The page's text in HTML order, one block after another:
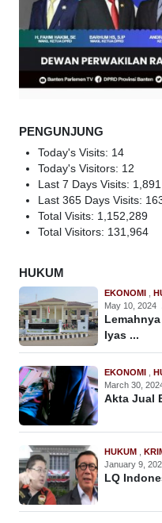
PENGUNJUNG
Today's Visits: 14
Today's Visitors: 12
Last 7 Days Visits: 1,891
Last 365 Days Visits:
Total Visits: 1,152,289
Total Visitors: 131,964
HUKUM
EKONOMI ,
May 10, 2024
Iyas ...
EKONOMI ,
March 30,
Akta Jual
HUKUM ,
January 9,
LQ